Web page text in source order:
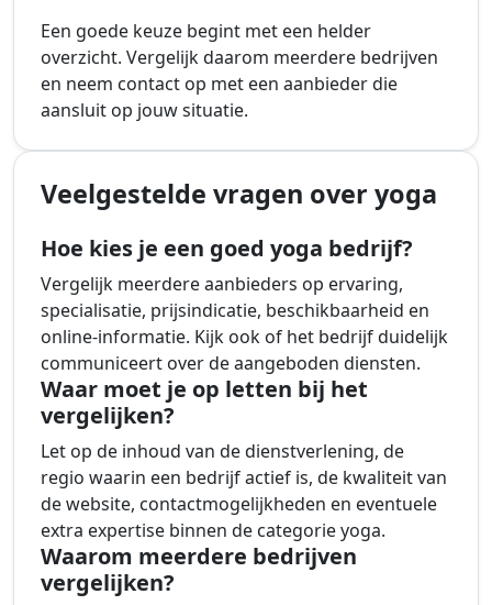
Een goede keuze begint met een helder
overzicht. Vergelijk daarom meerdere bedrijven
en neem contact op met een aanbieder die
aansluit op jouw situatie.
Veelgestelde vragen over yoga
Hoe kies je een goed yoga bedrijf?
Vergelijk meerdere aanbieders op ervaring,
specialisatie, prijsindicatie, beschikbaarheid en
online-informatie. Kijk ook of het bedrijf duidelijk
communiceert over de aangeboden diensten.
Waar moet je op letten bij het
vergelijken?
Let op de inhoud van de dienstverlening, de
regio waarin een bedrijf actief is, de kwaliteit van
de website, contactmogelijkheden en eventuele
extra expertise binnen de categorie yoga.
Waarom meerdere bedrijven
vergelijken?